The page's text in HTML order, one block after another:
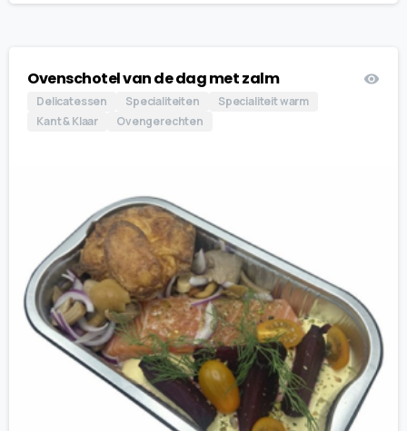
Ovenschotel van de dag met zalm
Delicatessen Specialiteiten
Specialiteit warm
Kant & Klaar
Ovengerechten